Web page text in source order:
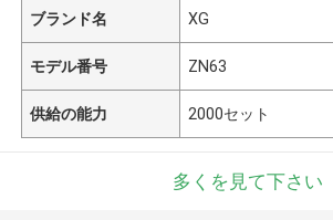
ブランド名 XG
モデル番号 ZN63
供給の能力 2000セット
多くを見て下さい